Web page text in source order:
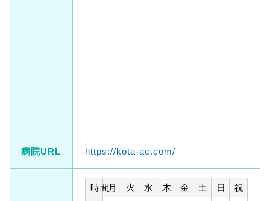
病院URL https://kota-ac.com/
時間月 火 水 木 金 土 日
祝